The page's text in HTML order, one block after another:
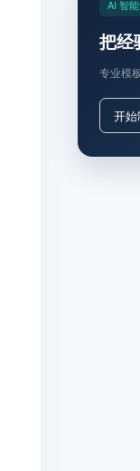
AI 智
把经
专业模
开